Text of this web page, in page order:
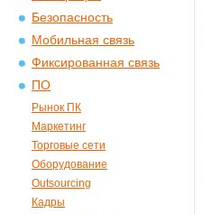
Безопасность
Мобильная связь
Фиксированная связь
ПО
Рынок ПК
Маркетинг
Торговые сети
Оборудование
Outsourcing
Кадры